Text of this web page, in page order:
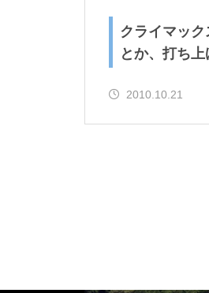
クライマッ
とか、打ち上
2010.10.21